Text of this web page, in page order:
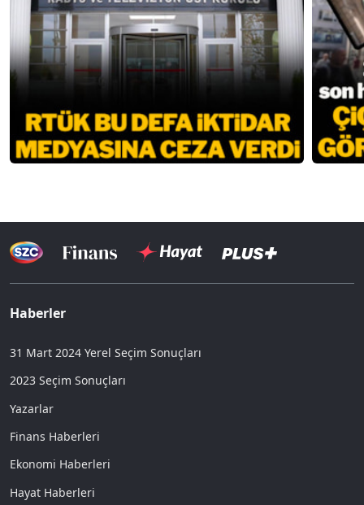
Haberler
31 Mart 2024 Yerel Seçim Sonuçları
2023 Seçim Sonuçları
Yazarlar
Finans Haberleri
Ekonomi Haberleri
Hayat Haberleri